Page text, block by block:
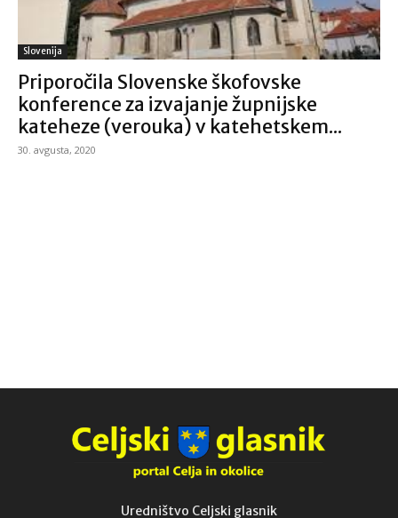
Slovenija
Priporočila Slovenske škofovske
konference za izvajanje župnijske
kateheze (verouka) v katehetskem...
30. avgusta, 2020
Uredništvo Celjski glasnik